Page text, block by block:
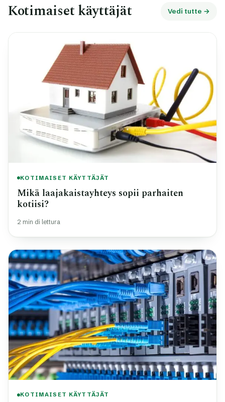
Kotimaiset käyttäjät Vedi tutte →
KOTIMAISET KÄYTTÄJÄT
Mikä laajakaistayhteys sopii parhaiten
kotiisi?
2 min di lettura
KOTIMAISET KÄYTTÄJÄT